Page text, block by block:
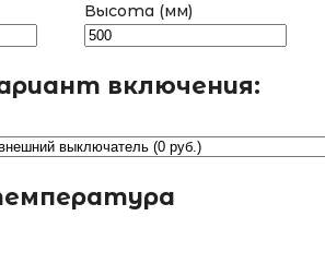
Высота (мм)
включения: